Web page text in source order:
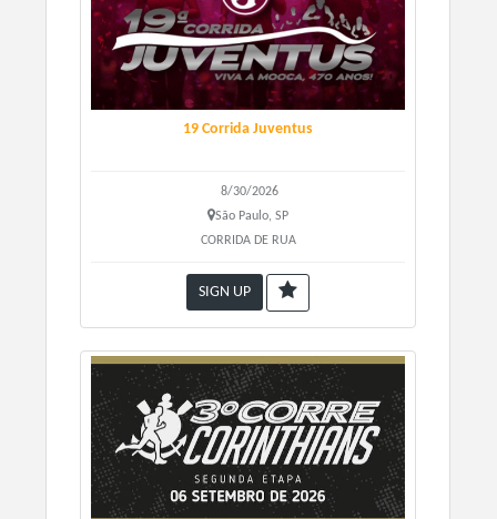
19 Corrida Juventus
8/30/2026
São Paulo, SP
CORRIDA DE RUA
SIGN UP